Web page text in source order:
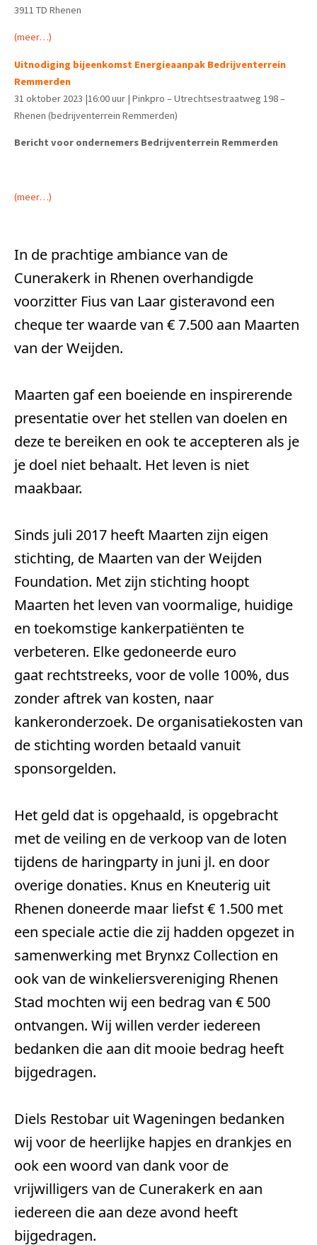
3911 TD Rhenen
(meer…)
Uitnodiging bijeenkomst Energieaanpak Bedrijventerrein
Remmerden
31 oktober 2023 |16:00 uur | Pinkpro – Utrechtsestraatweg 198 –
Rhenen (bedrijventerrein Remmerden)
Bericht voor ondernemers Bedrijventerrein Remmerden
(meer…)
In de prachtige ambiance van de
Cunerakerk in Rhenen overhandigde
voorzitter Fius van Laar gisteravond een
cheque ter waarde van € 7.500 aan Maarten
van der Weijden.
Maarten gaf een boeiende en inspirerende
presentatie over het stellen van doelen en
deze te bereiken en ook te accepteren als je
je doel niet behaalt. Het leven is niet
maakbaar.
Sinds juli 2017 heeft Maarten zijn eigen
stichting, de Maarten van der Weijden
Foundation. Met zijn stichting hoopt
Maarten het leven van voormalige, huidige
en toekomstige kankerpatiënten te
verbeteren. Elke gedoneerde euro
gaat rechtstreeks, voor de volle 100%, dus
zonder aftrek van kosten, naar
kankeronderzoek. De organisatiekosten van
de stichting worden betaald vanuit
sponsorgelden.
Het geld dat is opgehaald, is opgebracht
met de veiling en de verkoop van de loten
tijdens de haringparty in juni jl. en door
overige donaties. Knus en Kneuterig uit
Rhenen doneerde maar liefst € 1.500 met
een speciale actie die zij hadden opgezet in
samenwerking met Brynxz Collection en
ook van de winkeliersvereniging Rhenen
Stad mochten wij een bedrag van € 500
ontvangen. Wij willen verder iedereen
bedanken die aan dit mooie bedrag heeft
bijgedragen.
Diels Restobar uit Wageningen bedanken
wij voor de heerlijke hapjes en drankjes en
ook een woord van dank voor de
vrijwilligers van de Cunerakerk en aan
iedereen die aan deze avond heeft
bijgedragen.